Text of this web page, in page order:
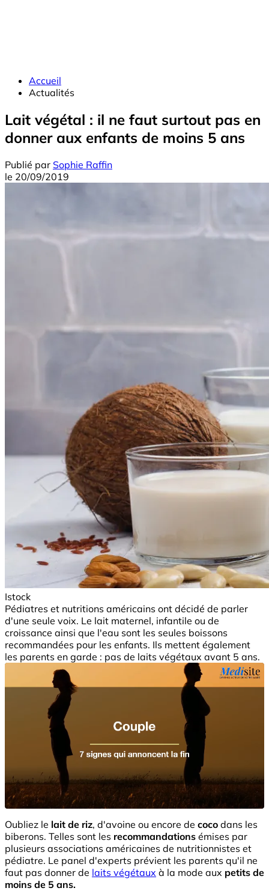
Accueil
Actualités
Lait végétal : il ne faut surtout pas en
donner aux enfants de moins 5 ans
Publié par Sophie Raffin
le 20/09/2019
Istock
Pédiatres et nutritions américains ont décidé de parler
d'une seule voix. Le lait maternel, infantile ou de
croissance ainsi que l'eau sont les seules boissons
recommandées pour les enfants. Ils mettent également
les parents en garde : pas de laits végétaux avant 5 ans.
Oubliez le lait de riz, d'avoine ou encore de coco dans les
biberons. Telles sont les recommandations émises par
plusieurs associations américaines de nutritionnistes et
pédiatre. Le panel d'experts prévient les parents qu'il ne
faut pas donner de laits végétaux à la mode aux petits de
moins de 5 ans.